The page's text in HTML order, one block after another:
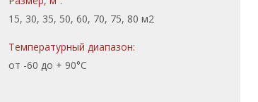
15, 30, 35, 50, 60, 70, 75, 80 м2
Температурный диапазон:
от -60 до + 90°С